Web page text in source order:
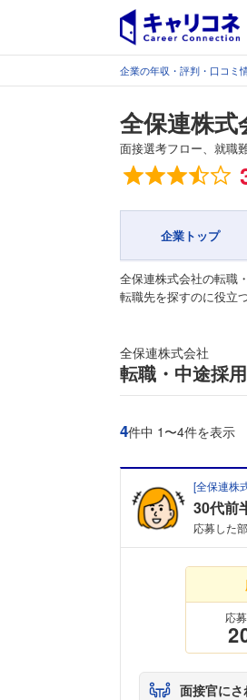
企業の年収・評判・口コミ
全保連株式
面接選考フロー、就職
総合評価
企業トップ
全保連株式会社の転職
転職先を探すのに役立
全保連株式会社
転職・中途採
4件中 1〜4件を表示
[全保連株
30代前
応募した
応
面接官に